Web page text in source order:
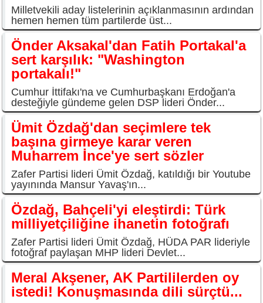
Milletvekili aday listelerinin açıklanmasının ardından
hemen hemen tüm partilerde üst...
Önder Aksakal'dan Fatih Portakal'a
sert karşılık: "Washington
portakalı!"
Cumhur İttifakı'na ve Cumhurbaşkanı Erdoğan'a
desteğiyle gündeme gelen DSP lideri Önder...
Ümit Özdağ'dan seçimlere tek
başına girmeye karar veren
Muharrem İnce'ye sert sözler
Zafer Partisi lideri Ümit Özdağ, katıldığı bir Youtube
yayınında Mansur Yavaş'ın...
Özdağ, Bahçeli'yi eleştirdi: Türk
milliyetçiliğine ihanetin fotoğrafı
Zafer Partisi lideri Ümit Özdağ, HÜDA PAR lideriyle
fotoğraf paylaşan MHP lideri Devlet...
Meral Akşener, AK Partililerden oy
istedi! Konuşmasında dili sürçtü...